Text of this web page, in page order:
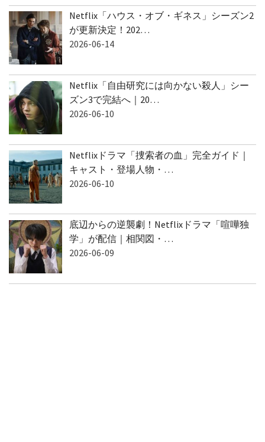
Netflix「ハウス・オブ・ギネス」シーズン2
が更新決定！202…
2026-06-14
Netflix「自由研究には向かない殺人」シー
ズン3で完結へ｜20…
2026-06-10
Netflixドラマ「捜索者の血」完全ガイド｜
キャスト・登場人物・…
2026-06-10
底辺からの逆襲劇！Netflixドラマ「喧嘩独
学」が配信｜相関図・…
2026-06-09